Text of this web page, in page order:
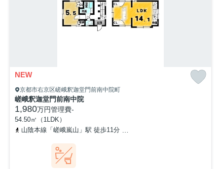
NEW
京都市右京区嵯峨釈迦堂門前南中院町
嵯峨釈迦堂門前南中院
1,980万円管理費-
54.50㎡（1LDK）
山陰本線「嵯峨嵐山」駅 徒歩11分